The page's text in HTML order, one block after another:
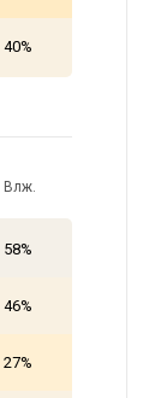
40%
Влж.
58%
46%
27%